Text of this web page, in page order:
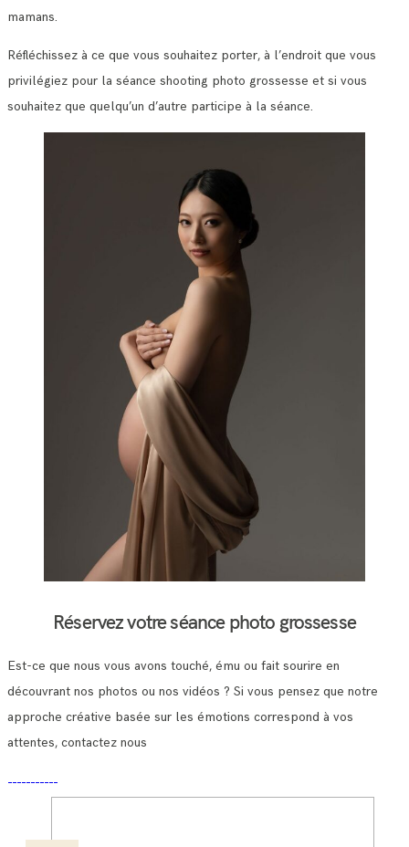
mamans.
Réfléchissez à ce que vous souhaitez porter, à l’endroit que vous
privilégiez pour la séance shooting photo grossesse et si vous
souhaitez que quelqu’un d’autre participe à la séance.
Réservez votre séance photo grossesse
Est-ce que nous vous avons touché, ému ou fait sourire en
découvrant nos photos ou nos vidéos ? Si vous pensez que notre
approche créative basée sur les émotions correspond à vos
attentes, contactez nous